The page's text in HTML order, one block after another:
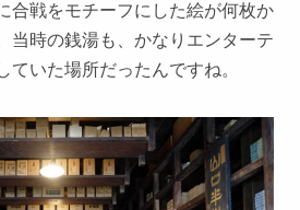
合戦をモチーフにした絵が何枚か
当時の銭湯も、かなりエンターテ
ていた場所だったんですね。